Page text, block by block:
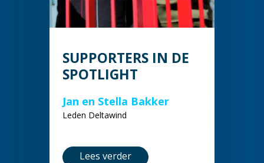
SUPPORTERS IN DE
SPOTLIGHT
Jan en Stella Bakker
Leden Deltawind
Lees verder